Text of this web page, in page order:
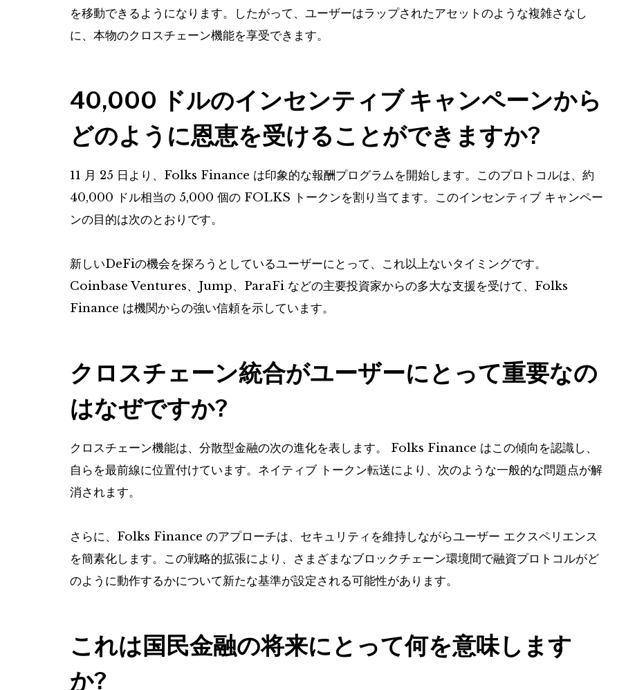
を移動できるようになります。したがって、ユーザーはラップされたアセットのような複雑さなし
に、本物のクロスチェーン機能を享受できます。
40,000 ドルのインセンティブ キャンペーンから
どのように恩恵を受けることができますか?
11 月 25 日より、Folks Finance は印象的な報酬プログラムを開始します。このプロトコルは、約
40,000 ドル相当の 5,000 個の FOLKS トークンを割り当てます。このインセンティブ キャンペー
ンの目的は次のとおりです。
新しいDeFiの機会を探ろうとしているユーザーにとって、これ以上ないタイミングです。
Coinbase Ventures、Jump、ParaFi などの主要投資家からの多大な支援を受けて、Folks
Finance は機関からの強い信頼を示しています。
クロスチェーン統合がユーザーにとって重要なの
はなぜですか?
クロスチェーン機能は、分散型金融の次の進化を表します。 Folks Finance はこの傾向を認識し、
自らを最前線に位置付けています。ネイティブ トークン転送により、次のような一般的な問題点が解
消されます。
さらに、Folks Finance のアプローチは、セキュリティを維持しながらユーザー エクスペリエンス
を簡素化します。この戦略的拡張により、さまざまなブロックチェーン環境間で融資プロトコルがど
のように動作するかについて新たな基準が設定される可能性があります。
これは国民金融の将来にとって何を意味します
か?